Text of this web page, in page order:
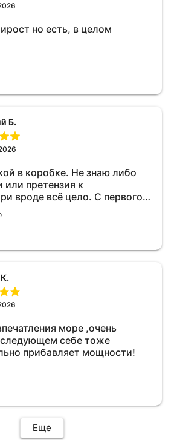
но есть, в целом
Б.
в коробке. Не знаю либо
или претензия к
вроде всё цело. С первого
не получается не знаю
дурит. Четыре звёзды за
опробую дополню
по работе устройства
120
пробега 120 км
расход не
рекомендую к покупке.
море ,очень
себе тоже
прибавляет мощности!
Еще